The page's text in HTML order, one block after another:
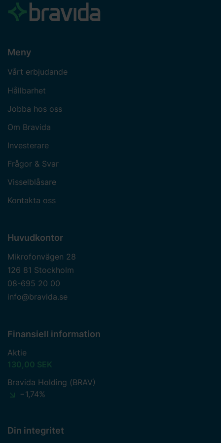
Meny
Vårt erbjudande
Hållbarhet
Jobba hos oss
Om Bravida
Investerare
Frågor & Svar
Visselblåsare
Kontakta oss
Huvudkontor
Mikrofonvägen 28
126 81 Stockholm
08-695 20 00
info@bravida.se
Finansiell information
Aktie
130,00 SEK
Bravida Holding (BRAV)
−1,74%
Din integritet